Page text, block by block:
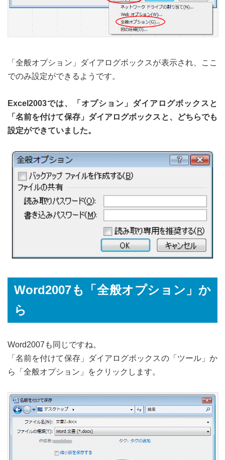
「全般オプション」ダイアログボックスが表示され、ここ
でのみ設定ができるようです。
Excel2003では、「オプション」ダイアログボックスと
「名前を付けて保存」ダイアログボックスと、どちらでも
設定ができていました。
Word2007も「全般オプション」か
ら
Word2007も同じですね。
「名前を付けて保存」ダイアログボックスの「ツール」か
ら「全般オプション」をクリックします。